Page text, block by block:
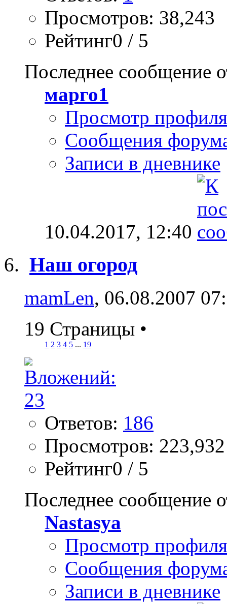
Просмотров: 38,243
Рейтинг0 / 5
Последнее сообщение
марго1
Просмотр профиля
Сообщения
Записи в дневнике
10.04.2017, 12:40
Наш огород
mamLen, 06.08.2007
19 Страницы •
1 2 3 4 5 ... 19
Ответов: 186
Просмотров: 223,932
Рейтинг0 / 5
Последнее сообщение
Nastasya
Просмотр профиля
Сообщения
Записи в дневнике